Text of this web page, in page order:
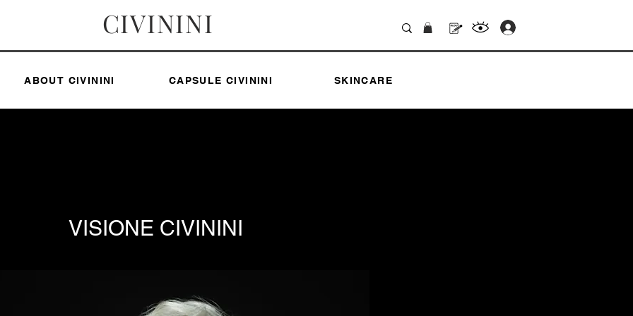
CIVININI
ABOUT CIVININI CAPSULE CIVININI SKINCARE
VISIONE CIVININI